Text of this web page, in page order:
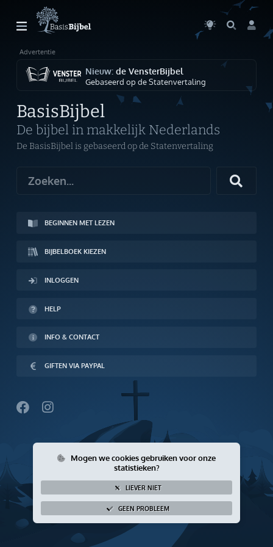
Welkom!
Lezen
Zoeken
Boek kiezen
Info & Contact
Giften via PayPal
Advertentie
Nieuw: de VensterBijbel
Gebaseerd op de Statenvertaling
BasisBijbel
De bijbel in makkelijk Nederlands
De BasisBijbel is gebaseerd op de Statenvertaling
BEGINNEN MET LEZEN
BIJBELBOEK KIEZEN
INLOGGEN
HELP
INFO & CONTACT
GIFTEN VIA PAYPAL
Mogen we cookies gebruiken voor onze
statistieken?
LIEVER NIET
GEEN PROBLEEM